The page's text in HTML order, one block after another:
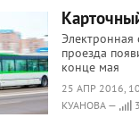
Электронная
проезда
конце мая
25 АПР 2016,
КУАНОВА —